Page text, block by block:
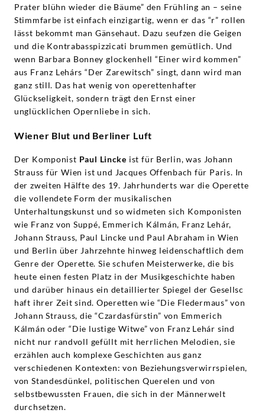
Prater blühn wieder die Bäume” den Frühling an – seine
Stimmfarbe ist einfach einzigartig, wenn er das “r” rollen
lässt bekommt man Gänsehaut. Dazu seufzen die Geigen
und die Kontrabasspizzicati brummen gemütlich. Und
wenn Barbara Bonney glockenhell “Einer wird kommen”
aus Franz Lehárs “Der Zarewitsch” singt, dann wird man
ganz still. Das hat wenig von operettenhafter
Glückseligkeit, sondern trägt den Ernst einer
unglücklichen Opernliebe in sich.
Wiener Blut und Berliner Luft
Der Komponist Paul Lincke ist für Berlin, was Johann
Strauss für Wien ist und Jacques Offenbach für Paris. In
der zweiten Hälfte des 19. Jahrhunderts war die Operette
die vollendete Form der musikalischen
Unterhaltungskunst und so widmeten sich Komponisten
wie Franz von Suppé, Emmerich Kálmán, Franz Lehár,
Johann Strauss, Paul Lincke und Paul Abraham in Wien
und Berlin über Jahrzehnte hinweg leidenschaftlich dem
Genre der Operette. Sie schufen Meisterwerke, die bis
heute einen festen Platz in der Musikgeschichte haben
und darüber hinaus ein detaillierter Spiegel der Gesellsc
haft ihrer Zeit sind. Operetten wie “Die Fledermaus” von
Johann Strauss, die “Czardasfürstin” von Emmerich
Kálmán oder “Die lustige Witwe” von Franz Lehár sind
nicht nur randvoll gefüllt mit herrlichen Melodien, sie
erzählen auch komplexe Geschichten aus ganz
verschiedenen Kontexten: von Beziehungsverwirrspielen,
von Standesdünkel, politischen Querelen und von
selbstbewussten Frauen, die sich in der Männerwelt
durchsetzen.